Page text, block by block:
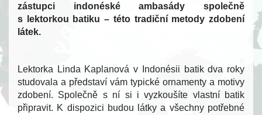
zástupci indonéské ambasády společně
s lektorkou batiku – této tradiční metody zdobení
látek.
Lektorka Linda Kaplanová v Indonésii batik dva roky
studovala a představí vám typické ornamenty a motivy
zdobení. Společně s ní si i vyzkoušíte vlastní batik
připravit. K dispozici budou látky a všechny potřebné